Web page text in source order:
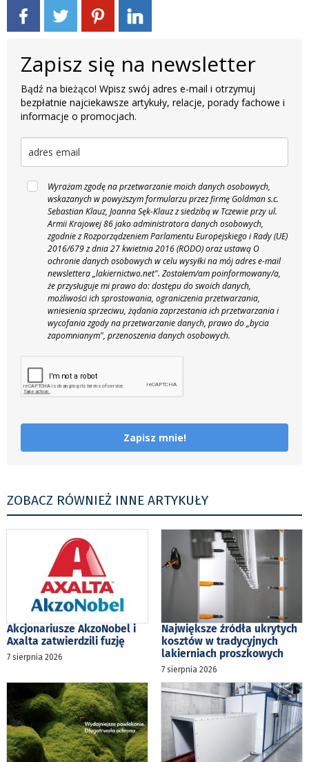
Zapisz się na newsletter
Bądź na bieżąco! Wpisz swój adres e-mail i otrzymuj
bezpłatnie najciekawsze artykuły, relacje, porady fachowe i
informacje o promocjach.
Wyrażam zgodę na przetwarzanie moich danych osobowych,
wskazanych w powyższym formularzu przez firmę Goldman s.c.
Sebastian Klauz, Joanna Sęk-Klauz z siedzibą w Tczewie przy ul.
Armii Krajowej 86 jako administratora danych osobowych,
zgodnie z Rozporządzeniem Parlamentu Europejskiego i Rady (UE)
2016/679 z dnia 27 kwietnia 2016 (RODO) oraz ustawą O
ochronie danych osobowych w celu wysyłki na mój adres e-mail
newslettera „lakiernictwo.net". Zostałem/am poinformowany/a,
że przysługuje mi prawo do: dostępu do swoich danych,
możliwości ich sprostowania, ograniczenia przetwarzania,
wniesienia sprzeciwu, żądania zaprzestania ich przetwarzania i
wycofania zgody na przetwarzanie danych, prawo do „bycia
zapomnianym", przenoszenia danych osobowych.
Zapisz mnie!
ZOBACZ RÓWNIEŻ INNE ARTYKUŁY
Akcjonariusze AkzoNobel i
Axalta zatwierdzili fuzję
7 sierpnia 2026
Największe źródła ukrytych
kosztów w tradycyjnych
lakierniach proszkowych
7 sierpnia 2026